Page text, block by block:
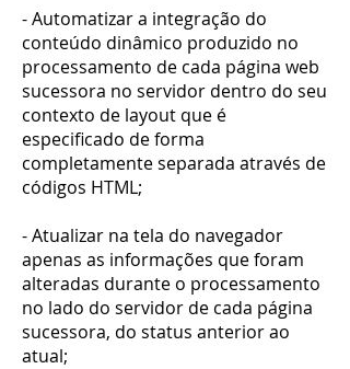
- Automatizar a integração do
conteúdo dinâmico produzido no
processamento de cada página web
sucessora no servidor dentro do seu
contexto de layout que é
especificado de forma
completamente separada através de
códigos HTML;
- Atualizar na tela do navegador
apenas as informações que foram
alteradas durante o processamento
no lado do servidor de cada página
sucessora, do status anterior ao
atual;